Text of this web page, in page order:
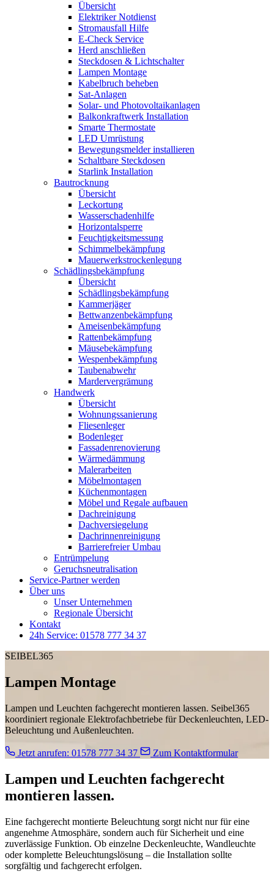
Übersicht
Elektriker Notdienst
Stromausfall Hilfe
E-Check Service
Herd anschließen
Steckdosen & Lichtschalter
Lampen Montage
Kabelbruch beheben
Sat-Anlagen
Solar- und Photovoltaikanlagen
Balkonkraftwerk Installation
Smarte Thermostate
LED Umrüstung
Bewegungsmelder installieren
Schaltbare Steckdosen
Starlink Installation
Bautrocknung
Übersicht
Leckortung
Wasserschadenhilfe
Horizontalsperre
Feuchtigkeitsmessung
Schimmelbekämpfung
Mauerwerkstrockenlegung
Schädlingsbekämpfung
Übersicht
Schädlingsbekämpfung
Kammerjäger
Bettwanzenbekämpfung
Ameisenbekämpfung
Rattenbekämpfung
Mäusebekämpfung
Wespenbekämpfung
Taubenabwehr
Mardervergrämung
Handwerk
Übersicht
Wohnungssanierung
Fliesenleger
Bodenleger
Fassadenrenovierung
Wärmedämmung
Malerarbeiten
Möbelmontagen
Küchenmontagen
Möbel und Regale aufbauen
Dachreinigung
Dachversiegelung
Dachrinnenreinigung
Barrierefreier Umbau
Entrümpelung
Geruchsneutralisation
Service-Partner werden
Über uns
Unser Unternehmen
Regionale Übersicht
Kontakt
24h Service: 01578 777 34 37
SEIBEL365
Lampen Montage
Lampen und Leuchten fachgerecht montieren lassen. Seibel365
koordiniert regionale Elektrofachbetriebe für Deckenleuchten, LED-
Beleuchtung und Außenleuchten.
Jetzt anrufen: 01578 777 34 37 Zum Kontaktformular
Lampen und Leuchten fachgerecht
montieren lassen.
Eine fachgerecht montierte Beleuchtung sorgt nicht nur für eine
angenehme Atmosphäre, sondern auch für Sicherheit und eine
zuverlässige Funktion. Ob einzelne Deckenleuchte, Wandleuchte
oder komplette Beleuchtungslösung – die Installation sollte
sorgfältig und fachgerecht erfolgen.